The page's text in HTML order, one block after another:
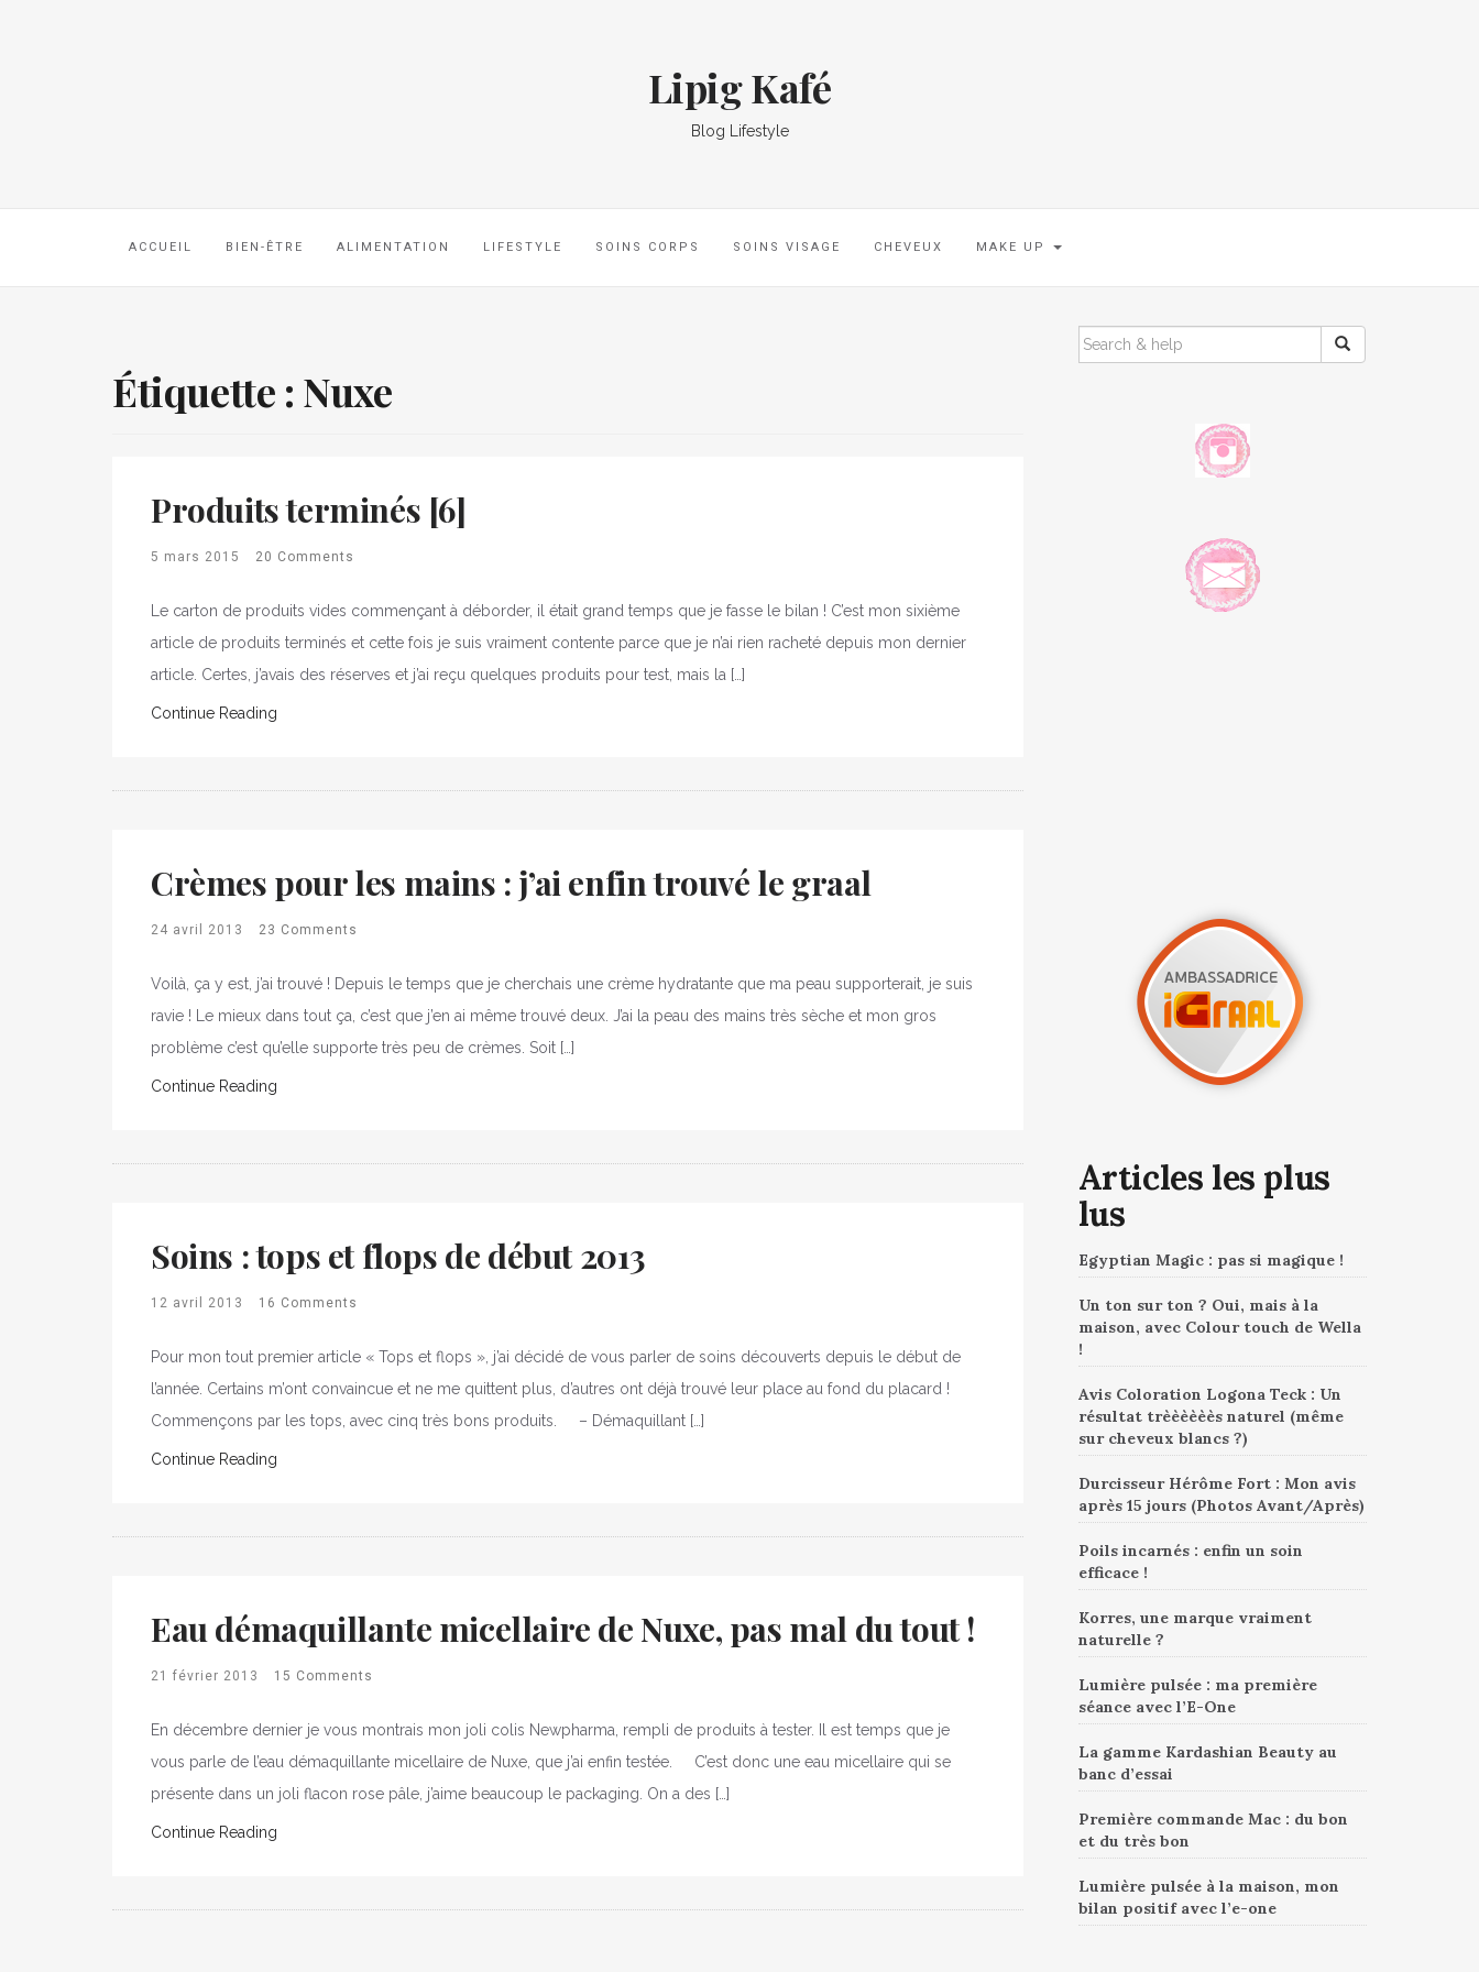
Lipig Kafé
Blog Lifestyle
ACCUEIL BIEN-ÊTRE ALIMENTATION LIFESTYLE SOINS CORPS SOINS VISAGE CHEVEUX MAKE UP
Étiquette : Nuxe
Produits terminés [6]
5 mars 2015 20 Comments
Le carton de produits vides commençant à déborder, il était grand temps que je fasse le bilan ! C’est mon sixième
article de produits terminés et cette fois je suis vraiment contente parce que je n’ai rien racheté depuis mon dernier
article. Certes, j’avais des réserves et j’ai reçu quelques produits pour test, mais la […]
Continue Reading
Crèmes pour les mains : j’ai enfin trouvé le graal
24 avril 2013 23 Comments
Voilà, ça y est, j’ai trouvé ! Depuis le temps que je cherchais une crème hydratante que ma peau supporterait, je suis
ravie ! Le mieux dans tout ça, c’est que j’en ai même trouvé deux. J’ai la peau des mains très sèche et mon gros
problème c’est qu’elle supporte très peu de crèmes. Soit […]
Continue Reading
Soins : tops et flops de début 2013
12 avril 2013 16 Comments
Pour mon tout premier article « Tops et flops », j’ai décidé de vous parler de soins découverts depuis le début de
l’année. Certains m’ont convaincue et ne me quittent plus, d’autres ont déjà trouvé leur place au fond du placard !
Commençons par les tops, avec cinq très bons produits. – Démaquillant […]
Continue Reading
Eau démaquillante micellaire de Nuxe, pas mal du tout !
21 février 2013 15 Comments
En décembre dernier je vous montrais mon joli colis Newpharma, rempli de produits à tester. Il est temps que je
vous parle de l’eau démaquillante micellaire de Nuxe, que j’ai enfin testée. C’est donc une eau micellaire qui se
présente dans un joli flacon rose pâle, j’aime beaucoup le packaging. On a des […]
Continue Reading
SEARCH
FOR:
Articles les plus
lus
Egyptian Magic : pas si magique !
Un ton sur ton ? Oui, mais à la
maison, avec Colour touch de Wella
!
Avis Coloration Logona Teck : Un
résultat trèèèèèès naturel (même
sur cheveux blancs ?)
Durcisseur Hérôme Fort : Mon avis
après 15 jours (Photos Avant/Après)
Poils incarnés : enfin un soin
efficace !
Korres, une marque vraiment
naturelle ?
Lumière pulsée : ma première
séance avec l’E-One
La gamme Kardashian Beauty au
banc d’essai
Première commande Mac : du bon
et du très bon
Lumière pulsée à la maison, mon
bilan positif avec l’e-one